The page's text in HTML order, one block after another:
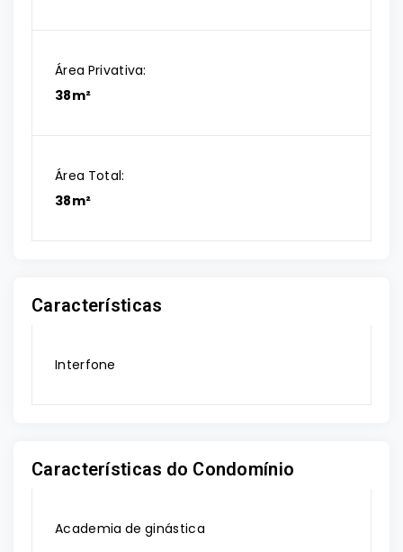
Área Privativa:
38m²
Área Total:
38m²
Características
Interfone
Características do Condomínio
Academia de ginástica